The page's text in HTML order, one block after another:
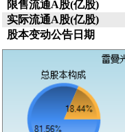
限售流通A股(亿股)
实际流通A股(亿股)
股本变动公告日期